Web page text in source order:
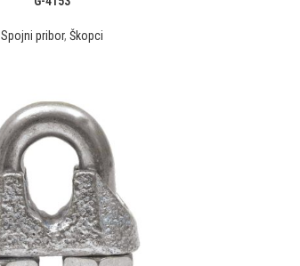
Spojni pribor,Škopci